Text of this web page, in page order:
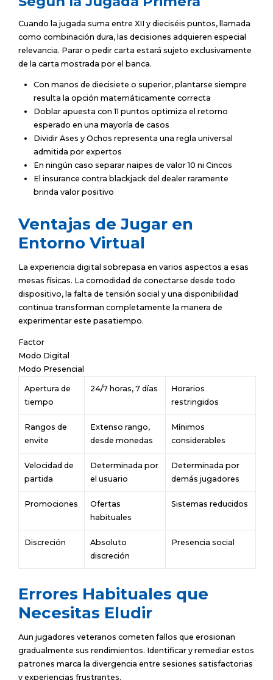
Cuando la jugada suma entre XII y dieciséis puntos, llamada
como combinación dura, las decisiones adquieren especial
relevancia. Parar o pedir carta estará sujeto exclusivamente
de la carta mostrada por el banca.
Con manos de diecisiete o superior, plantarse siempre
resulta la opción matemáticamente correcta
Doblar apuesta con 11 puntos optimiza el retorno
esperado en una mayoría de casos
Dividir Ases y Ochos representa una regla universal
admitida por expertos
En ningún caso separar naipes de valor 10 ni Cincos
El insurance contra blackjack del dealer raramente
brinda valor positivo
Ventajas de Jugar en
Entorno Virtual
La experiencia digital sobrepasa en varios aspectos a esas
mesas físicas. La comodidad de conectarse desde todo
dispositivo, la falta de tensión social y una disponibilidad
continua transforman completamente la manera de
experimentar este pasatiempo.
Factor
Modo Digital
Modo Presencial
Apertura de
tiempo
24/7 horas, 7 días
Horarios
restringidos
Rangos de
envite
Extenso rango,
desde monedas
Mínimos
considerables
Velocidad de
partida
Determinada por
el usuario
Determinada por
demás jugadores
Promociones
Ofertas
habituales
Sistemas reducidos
Discreción
Absoluto
discreción
Presencia social
Errores Habituales que
Necesitas Eludir
Aun jugadores veteranos cometen fallos que erosionan
gradualmente sus rendimientos. Identificar y remediar estos
patrones marca la divergencia entre sesiones satisfactorias
y experiencias frustrantes.